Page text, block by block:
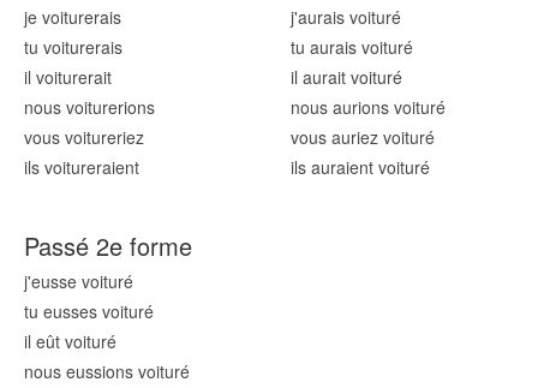
je voiturerais
tu voiturerais
il voiturerait
nous voiturerions
vous voitureriez
ils voitureraient
j'aurais voituré
tu aurais voituré
il aurait voituré
nous aurions voituré
vous auriez voituré
ils auraient voituré
Passé 2e forme
j'eusse voituré
tu eusses voituré
il eût voituré
nous eussions voituré